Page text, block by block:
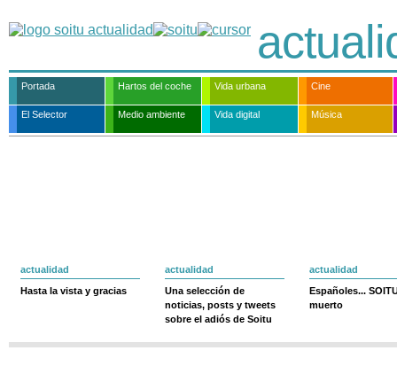
Portada Hartos del coche Vida urbana Cine
El Selector Medio ambiente Vida digital Música
actualidad
Hasta la vista y gracias
actualidad
Una selección de
noticias, posts y tweets
sobre el adiós de Soitu
actualidad
Españoles...
muerto